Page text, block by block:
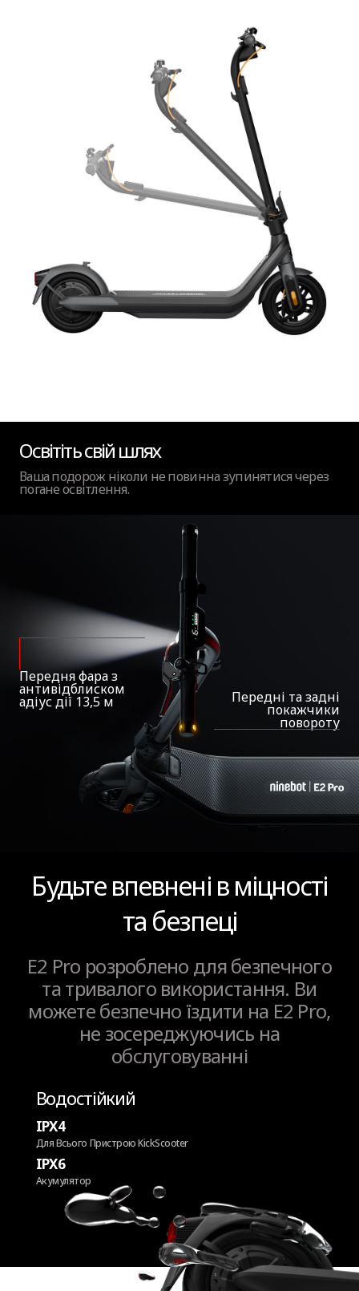
Освітіть свій шлях
Ваша подорож ніколи не повинна зупинятися через
погане освітлення.
Передня фара з
антивідблиском
адіус дії 13,5 м Передні та задні
покажчики
повороту
Будьте впевнені в міцності
та безпеці
E2 Pro розроблено для безпечного
та тривалого використання. Ви
можете безпечно їздити на E2 Pro,
не зосереджуючись на
обслуговуванні
Водостійкий
IPX4
Для Всього Пристрою KickScooter
IPX6
Акумулятор